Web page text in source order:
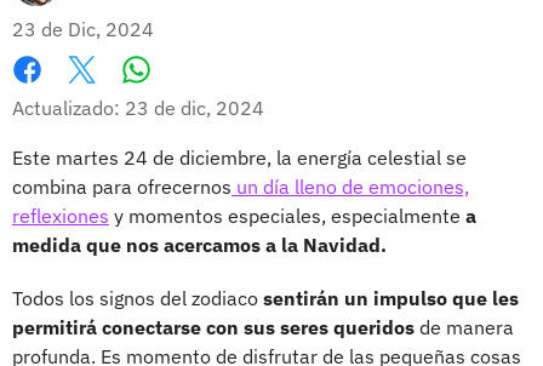
23 de Dic, 2024
Facebook
X
Actualizado: 23 de dic, 2024
Este martes 24 de diciembre, la energía celestial se
combina para ofrecernos un día lleno de emociones,
reflexiones y momentos especiales, especialmente a
medida que nos acercamos a la Navidad.
Todos los signos del zodiaco sentirán un impulso que les
permitirá conectarse con sus seres queridos de manera
profunda. Es momento de disfrutar de las pequeñas cosas